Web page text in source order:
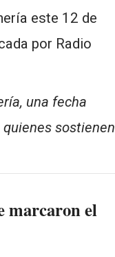
una fecha
sostienen
marcaron el